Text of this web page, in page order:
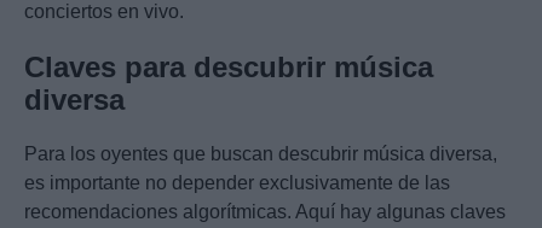
conciertos en vivo.
Claves para descubrir música
diversa
Para los oyentes que buscan descubrir música diversa,
es importante no depender exclusivamente de las
recomendaciones algorítmicas. Aquí hay algunas claves